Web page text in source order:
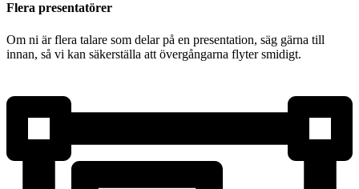
Flera presentatörer
Om ni är flera talare som delar på en presentation, säg gärna till
innan, så vi kan säkerställa att övergångarna flyter smidigt.